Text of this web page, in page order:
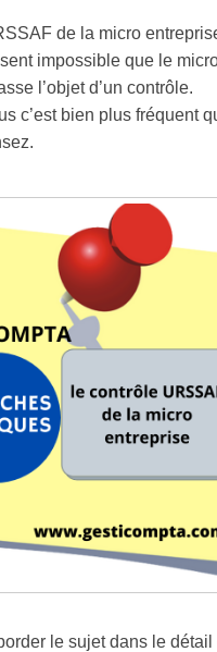
de la micro
impossible que le
l’objet d’un contrôle.
c’est bien plus fréquent
le sujet dans le détail